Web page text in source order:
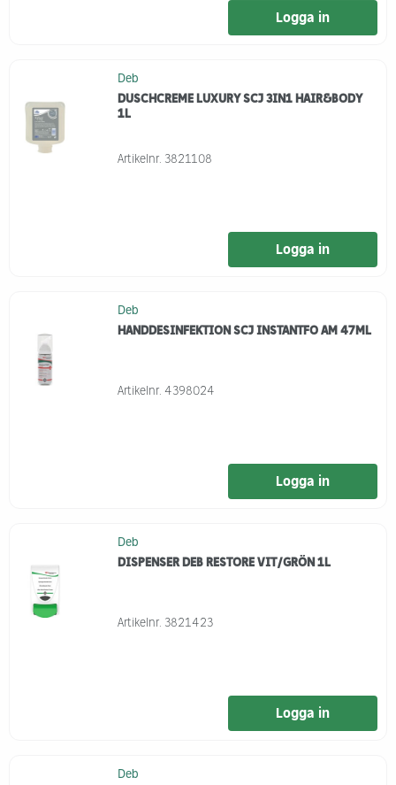
Logga in
Deb
DUSCHCREME LUXURY SCJ 3IN1 HAIR&BODY
1L
Artikelnr. 3821108
Logga in
Deb
HANDDESINFEKTION SCJ INSTANTFO AM 47ML
Artikelnr. 4398024
Logga in
Deb
DISPENSER DEB RESTORE VIT/GRÖN 1L
Artikelnr. 3821423
Logga in
Deb